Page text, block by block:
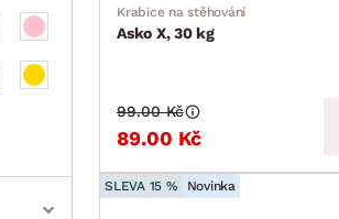
Krabice na stěhování
Asko X, 30 kg
89.00 Kč
99.00 Kč
SLEVA 15 % Novinka